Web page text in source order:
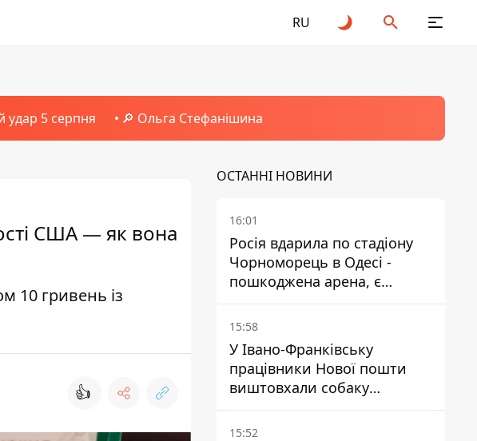
RU
удар 5 серпня 🔎 Ольга Стефанішина
США — як вона
10 гривень із
👍
ОСТАННІ НОВИНИ
16:01
Росія вдарила по стадіону
Чорноморець в Одесі -
пошкоджена арена, є
постраждалий
15:58
У Івано-Франківську
працівники Нової пошти
виштовхали собаку
шваброю у 37-градусну
спеку — реакція компанії
15:52